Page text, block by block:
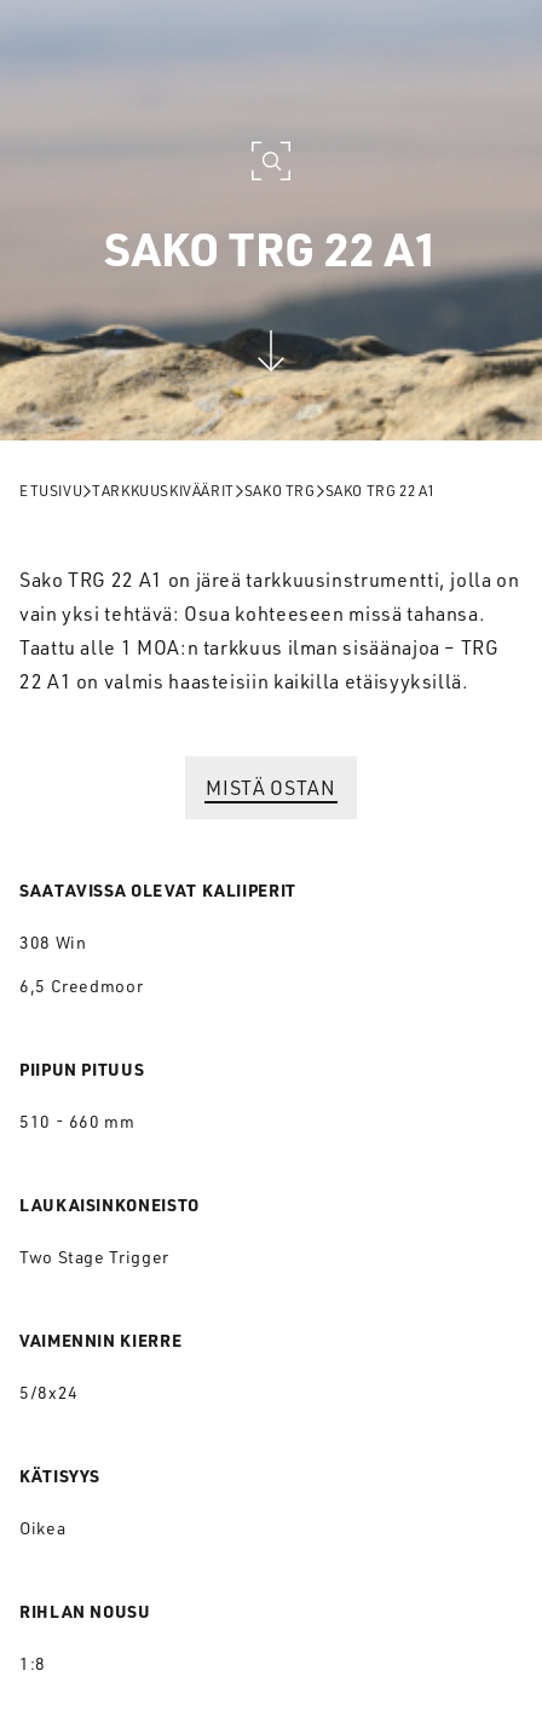
SAKO TRG 22 A1
ETUSIVU TARKKUUSKIVÄÄRIT SAKO TRG SAKO TRG 22 A1
Sako TRG 22 A1 on järeä tarkkuusinstrumentti, jolla on
vain yksi tehtävä: Osua kohteeseen missä tahansa.
Taattu alle 1 MOA:n tarkkuus ilman sisäänajoa – TRG
22 A1 on valmis haasteisiin kaikilla etäisyyksillä.
MISTÄ OSTAN
SAATAVISSA OLEVAT KALIIPERIT
308 Win
6,5 Creedmoor
PIIPUN PITUUS
510 - 660 mm
LAUKAISINKONEISTO
Two Stage Trigger
VAIMENNIN KIERRE
5/8x24
KÄTISYYS
Oikea
RIHLAN NOUSU
1:8